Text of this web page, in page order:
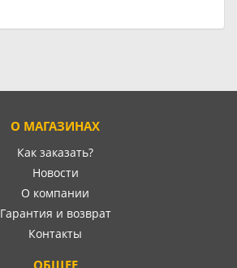
О МАГАЗИНАХ
Как заказать?
Новости
О компании
Гарантия и возврат
Контакты